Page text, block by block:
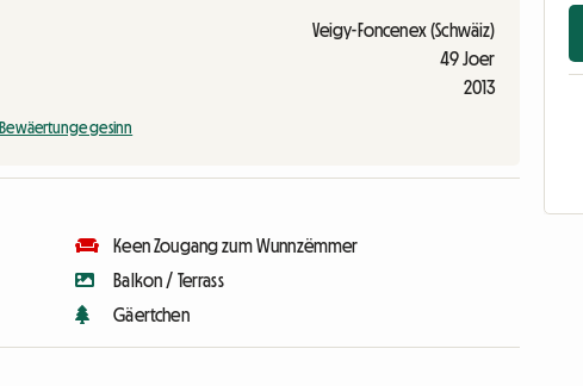
Veigy-Foncenex (Schwäiz)
49 Joer
2013
Bewäertunge gesinn
Keen Zougang zum Wunnzëmmer
Balkon / Terrass
Gäertchen